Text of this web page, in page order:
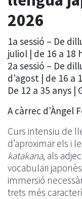
2026
1a sessió – De
juliol | de 16 a 18
2a sessió – De
d’agost | de 16 a
De 12 a 35 anys
A càrrec d’Àngel
Curs intensiu de
d’aproximar els i
katakana, als
vocabulari
immersió
trets més